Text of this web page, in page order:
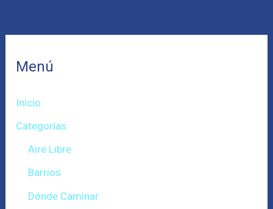
Menú
Inicio
Categorías
Aire Libre
Barrios
Dónde Caminar